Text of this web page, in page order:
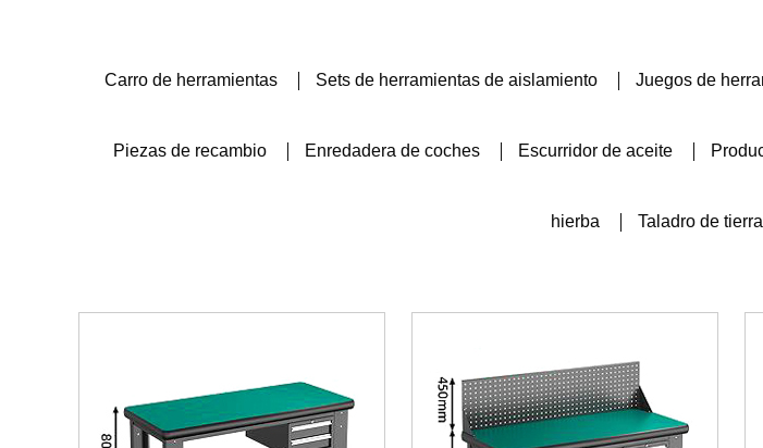
Carro de herramientas Sets de herramientas de aislamiento Juegos de
Piezas de recambio Enredadera de coches Escurridor de aceite
hierba Taladro de tierra